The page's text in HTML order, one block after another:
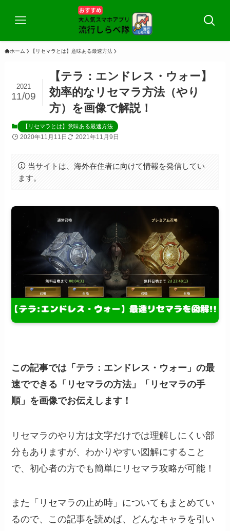
ホーム 【リセマラとは】意味ある最速方法
【テラ：エンドレス・ウォー】
効率的なリセマラ方法（やり
方）を画像で解説！
2021
11/09
【リセマラとは】意味ある最速方法
2020年11月11日 2021年11月9日
当サイトは、海外在住者に向けて情報を発信してい
ます。
この記事では「テラ：エンドレス・ウォー」の最
速でできる「リセマラの方法」「リセマラの手
順」を画像でお伝えします！
リセマラのやり方は文字だけでは理解しにくい部
分もありますが、わかりやすい図解にすること
で、初心者の方でも簡単にリセマラ攻略が可能！
また「リセマラの止め時」についてもまとめてい
るので、この記事を読めば、どんなキャラを引い